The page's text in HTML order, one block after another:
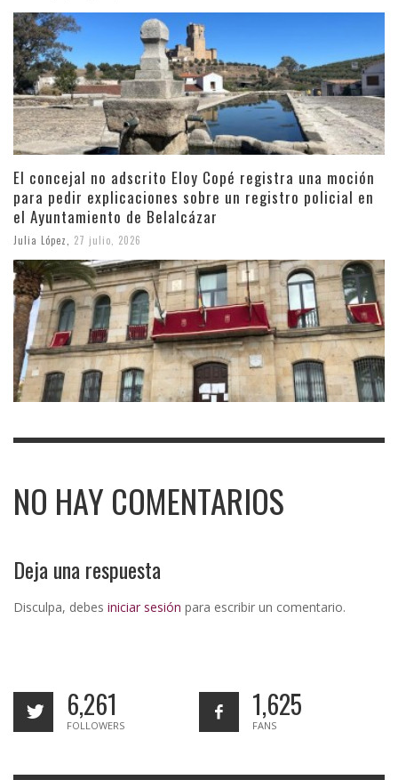
El concejal no adscrito Eloy Copé registra una moción
para pedir explicaciones sobre un registro policial en
el Ayuntamiento de Belalcázar
Julia López 27 julio, 2026
NO HAY COMENTARIOS
Deja una respuesta
Disculpa, debes iniciar sesión para escribir un comentario.
6,261
FOLLOWERS
1,625
FANS